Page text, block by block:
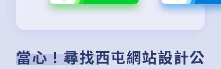
當心！尋找西屯網站設計公